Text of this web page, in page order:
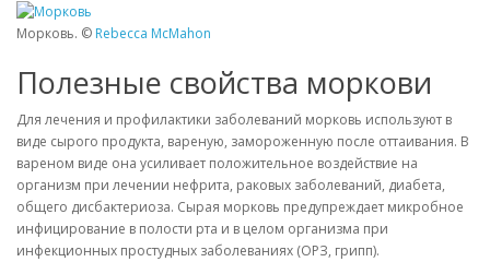
Морковь. © Rebecca McMahon
Полезные свойства моркови
Для лечения и профилактики заболеваний морковь используют в
виде сырого продукта, вареную, замороженную после оттаивания. В
вареном виде она усиливает положительное воздействие на
организм при лечении нефрита, раковых заболеваний, диабета,
общего дисбактериоза. Сырая морковь предупреждает микробное
инфицирование в полости рта и в целом организма при
инфекционных простудных заболеваниях (ОРЗ, грипп).